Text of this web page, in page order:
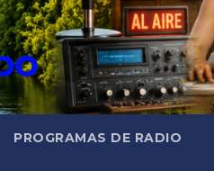
PROGRAMAS DE RADIO